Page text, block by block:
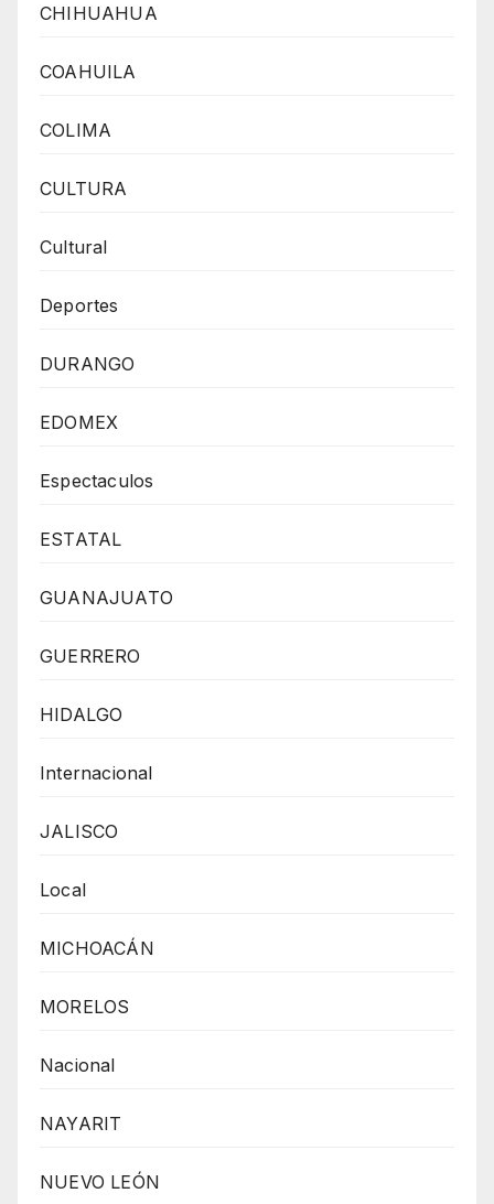
CHIHUAHUA
COAHUILA
COLIMA
CULTURA
Cultural
Deportes
DURANGO
EDOMEX
Espectaculos
ESTATAL
GUANAJUATO
GUERRERO
HIDALGO
Internacional
JALISCO
Local
MICHOACÁN
MORELOS
Nacional
NAYARIT
NUEVO LEÓN